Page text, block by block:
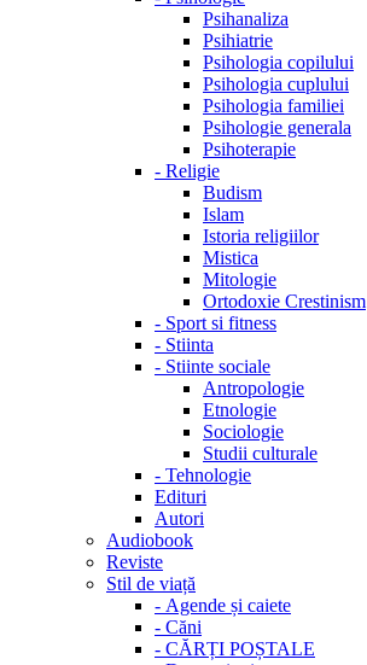
Psihanaliza
Psihiatrie
Psihologia copilului
Psihologia cuplului
Psihologia familiei
Psihologie generala
Psihoterapie
- Religie
Budism
Islam
Istoria religiilor
Mistica
Mitologie
Ortodoxie Crestinism
- Sport si fitness
- Stiinta
- Stiinte sociale
Antropologie
Etnologie
Sociologie
Studii culturale
- Tehnologie
Edituri
Autori
Audiobook
Reviste
Stil de viață
- Agende și caiete
- Căni
- CĂRȚI POȘTALE